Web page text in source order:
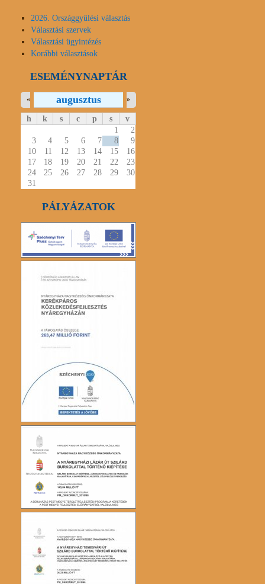
2026. Országgyűlési választás
Választási szervek
Választási ügyintézés
Korábbi választások
ESEMÉNYNAPTÁR
augusztus
« »
h k s c p s
v
1
2
3
4 5 6 7 8
9
10
11 12 13 14 15
16
17
18 19 20 21 22
23
24
25 26 27 28 29
30
31
PÁLYÁZATOK